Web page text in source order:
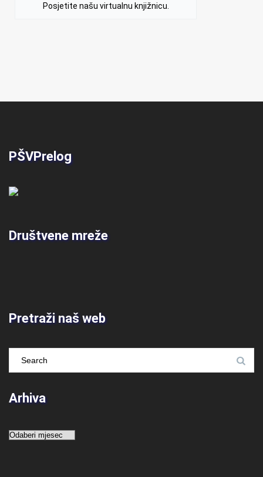
Posjetite našu virtualnu knjižnicu.
PŠVPrelog
Društvene mreže
Pretraži naš web
Arhiva
Arhiva